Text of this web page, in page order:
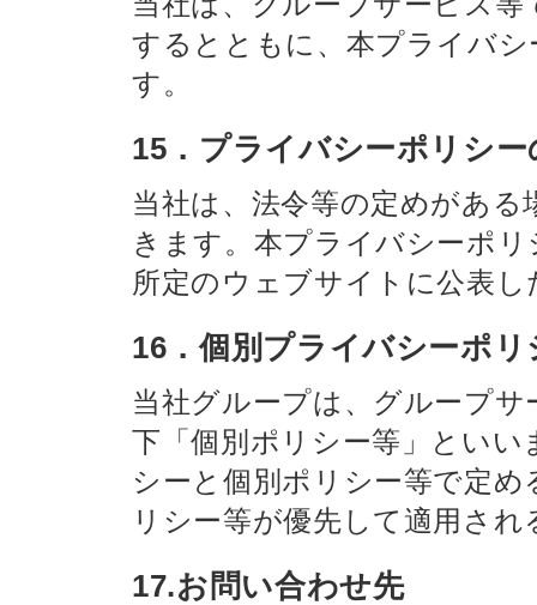
するとともに、本プライバ
す。
15．プライバシーポリシー
当社は、法令等の定めがあ
きます。本プライバシーポ
所定のウェブサイトに公表
16．個別プライバシーポリ
当社グループは、グループ
下「個別ポリシー等」とい
シーと個別ポリシー等で定
リシー等が優先して適用さ
17.お問い合わせ先